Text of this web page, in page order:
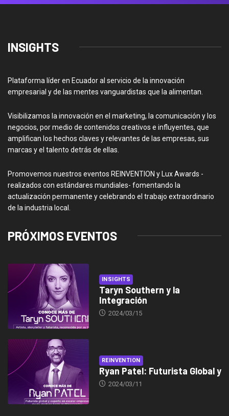
INSIGHTS
Plataforma líder en Ecuador al servicio de la innovación
empresarial y de las mentes vanguardistas que la alimentan.
Visibilizamos la innovación en el marketing, la comunicación y los
negocios, por medio de contenidos creativos e influyentes, que
amplifican los hechos claves y relevantes de las empresas, sus
marcas y el talento detrás de ellas.
Promovemos nuestros eventos REINVENTION y Lux Awards -
realizados con estándares mundiales- fomentando la
actualización permanente y celebrando el trabajo extraordinario
de la industria local.
PRÓXIMOS EVENTOS
INSIGHTS
Taryn Southern y la
Integración
2024/03/15
REINVENTION
Ryan Patel: Futurista Global y
2024/03/11